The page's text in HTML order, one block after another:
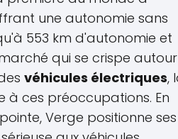
une autonomie sans
553 km d'autonomie et
qui se crispe autour
véhicules électriques,
à ces préoccupations. En
Verge positionne ses